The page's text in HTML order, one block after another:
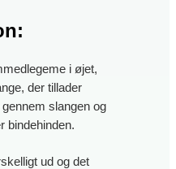
i øjet,
der tillader
slangen og
bindehinden.
ud og det